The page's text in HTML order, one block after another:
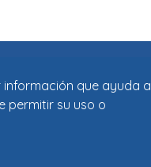
que ayuda a
permitir su uso o